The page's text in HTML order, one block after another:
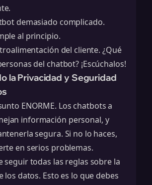
demasiado complicado.
al principio.
del cliente. ¿Qué
del chatbot? ¡Escúchalos!
la Privacidad y Seguridad
ENORME. Los chatbots a
información personal, y
segura. Si no lo haces,
en serios problemas.
seguir todas las reglas sobre la
los datos. Esto es lo que debes